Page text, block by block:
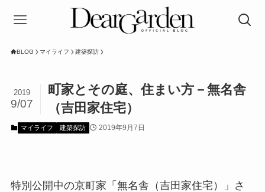
BLOG マイライフ 建築探訪
町家とその庭、住まい方－無名舎
（吉田家住宅）
2019
9/07
マイライフ 建築探訪 2019年9月7日
特別公開中の京町家「無名舎（吉田家住宅）」さ